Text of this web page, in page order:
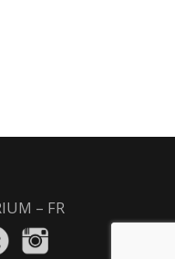
– FR